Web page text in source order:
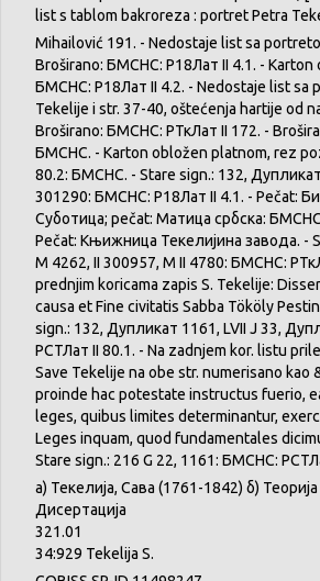
list s tablom bakroreza : portret Petra
Mihailović 191. - Nedostaje list sa
Broširano: БМСНС: Р18Лат II 4.1. - Karton
БМСНС: Р18Лат II 4.2. - Nedostaje list sa
Tekelije i str. 37-40, oštećenja hartije od
Broširano: БМСНС: РТкЛат II 172. -
БМСНС. - Karton obložen platnom, rez
80.2: БМСНС. - Stare sign.: 132,
301290: БМСНС: Р18Лат II 4.1. - Pečat:
Суботица; pečat: Матица србска:
Pečat: Књижница Текелијина завода. -
M 4262, II 300957, M II 4780: БМСНС:
prednjim koricama zapis S. Tekelije:
causa et Fine civitatis Sabba Tököly
sign.: 132, Дупликат 1161, LVII J 33,
РСТЛат II 80.1. - Na zadnjem kor. listu
Save Tekelije na obe str. numerisano kao
proinde hac potestate instructus fuerio,
leges, quibus limites determinantur,
Leges inquam, quod fundamentales
Stare sign.: 216 G 22, 1161: БМСНС:
а) Текелија, Сава (1761-1842) б)
Дисертација
321.01
34:929 Tekelija S.